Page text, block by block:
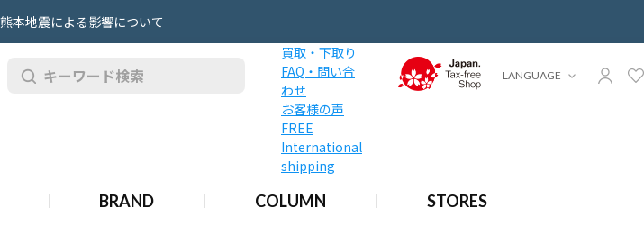
本地震による影響について
買取・下取り
FAQ・問い合
わせ
お客様の声
FREE
International
shipping
BRAND COLUMN STORES
LANGUAGE